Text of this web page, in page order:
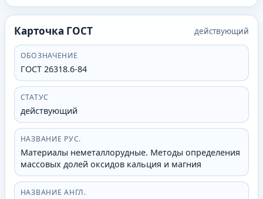
Карточка ГОСТ действующий
ОБОЗНАЧЕНИЕ
ГОСТ 26318.6-84
СТАТУС
действующий
НАЗВАНИЕ РУС.
Материалы неметаллорудные. Методы определения
массовых долей оксидов кальция и магния
НАЗВАНИЕ АНГЛ.